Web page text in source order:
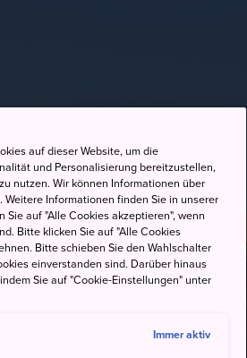
auf dieser Website, um die
und Personalisierung bereitzustellen,
nutzen. Wir können Informationen über
Informationen finden Sie in unserer
auf "Alle Cookies akzeptieren", wenn
Bitte klicken Sie auf "Alle Cookies
Bitte schieben Sie den Wahlschalter
einverstanden sind. Darüber hinaus
Sie auf "Cookie-Einstellungen" unter
Immer aktiv